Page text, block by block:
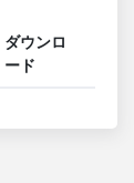
ダウンロ
ード